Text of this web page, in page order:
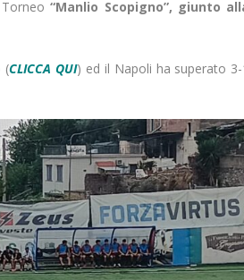
Torneo“Manlio Scopigno”, giunto
(CLICCA QUI) ed il Napoli ha superato